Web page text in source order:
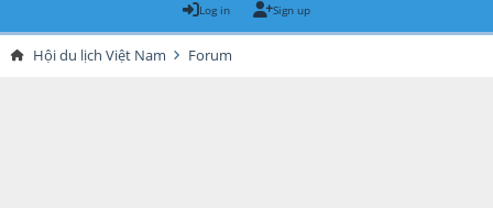
Log in Sign up
Hội du lịch Việt Nam Forum